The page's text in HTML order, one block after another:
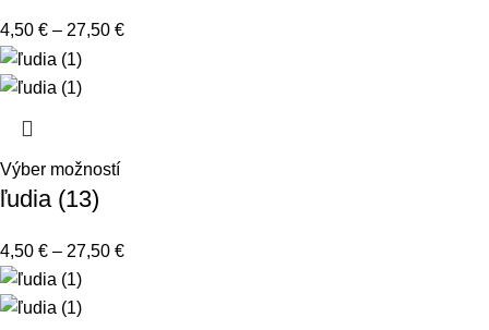
4,50 € – 27,50 €
Výber možností
ľudia (13)
4,50 € – 27,50 €